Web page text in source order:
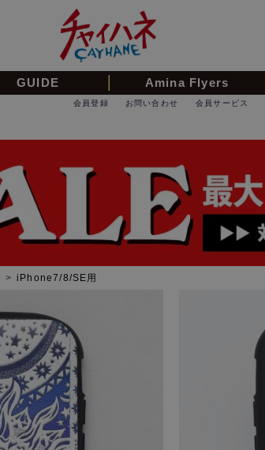
GUIDE Amina Flyers
会員サービス
お問い合わせ
会員登録
> iPhone7/8/SE用